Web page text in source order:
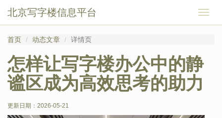
切
换
北京写字楼信息平台
首页 动态文章 详情页
怎样让写字楼办公中的静
谧区成为高效思考的助力
更新日期： 2026-05-21